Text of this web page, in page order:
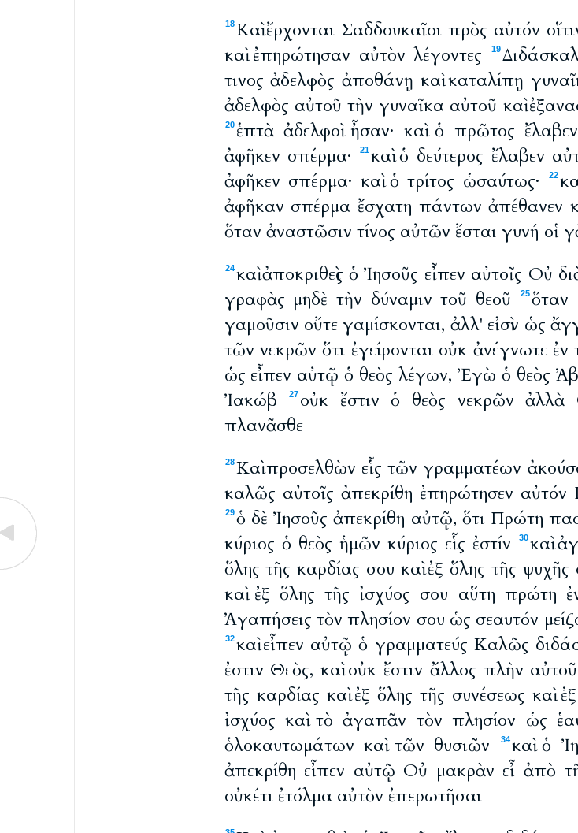
18 Καὶ ἔρχονται Σαδδουκαῖοι πρὸς αὐτόν
καὶ ἐπηρώτησαν αὐτὸν λέγοντες
19
τινος ἀδελφὸς ἀποθάνῃ καὶ καταλίπῃ
ἀδελφὸς αὐτοῦ τὴν γυναῖκα αὐτοῦ καὶ
20 ἑπτὰ ἀδελφοὶ ἦσαν· καὶ ὁ πρῶτος
ἀφῆκεν σπέρμα·
21καὶ ὁ δεύτερος ἔλαβεν
ἀφῆκεν σπέρμα· καὶ ὁ τρίτος ὡσαύτως·
22
ἀφῆκαν σπέρμα ἔσχατη πάντων ἀπέθανεν
ὅταν ἀναστῶσιν τίνος αὐτῶν ἔσται γυνή οἱ
24 καὶ ἀποκριθεὶς ὁ Ἰησοῦς εἶπεν αὐτοῖς Οὐ
γραφὰς μηδὲ τὴν δύναμιν τοῦ θεοῦ
25ὅταν
γαμοῦσιν οὔτε γαμίσκονται, ἀλλ' εἰσὶν ὡς
τῶν νεκρῶν ὅτι ἐγείρονται οὐκ ἀνέγνωτε
ὡς εἶπεν αὐτῷ ὁ θεὸς λέγων, Ἐγὼ ὁ θεὸς
Ἰακώβ
27 οὐκ ἔστιν ὁ θεὸς νεκρῶν ἀλλὰ
πλανᾶσθε
28 Καὶ προσελθὼν εἷς τῶν γραμματέων
καλῶς αὐτοῖς ἀπεκρίθη ἐπηρώτησεν
29 ὁ δὲ Ἰησοῦς ἀπεκρίθη αὐτῷ, ὅτι Πρώτη
κύριος ὁ θεὸς ἡμῶν κύριος εἷς ἐστίν
30καὶ
ὅλης τῆς καρδίας σου καὶ ἐξ ὅλης τῆς
καὶ ἐξ ὅλης τῆς ἰσχύος σου αὕτη πρώτη
Ἀγαπήσεις τὸν πλησίον σου ὡς σεαυτόν
32 καὶ εἶπεν αὐτῷ ὁ γραμματεύς Καλῶς
ἐστιν Θεὸς, καὶ οὐκ ἔστιν ἄλλος πλὴν
τῆς καρδίας καὶ ἐξ ὅλης τῆς συνέσεως καὶ
ἰσχύος καὶ τὸ ἀγαπᾶν τὸν πλησίον ὡς
ὁλοκαυτωμάτων καὶ τῶν θυσιῶν
34 καὶ ὁ
ἀπεκρίθη εἶπεν αὐτῷ Οὐ μακρὰν εἶ ἀπὸ
οὐκέτι ἐτόλμα αὐτὸν ἐπερωτῆσαι